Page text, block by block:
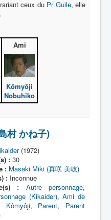
ceux du Pr Guile, elle
.
Ami
Kômyôji
Nobuhiko
村 かね子)
(1972)
:30
: Masaki Miki (真咲 美岐)
:Inconnue
:
Autre personnage,
(Kikaider),Ami de
Kômyôji, Parent, Parent